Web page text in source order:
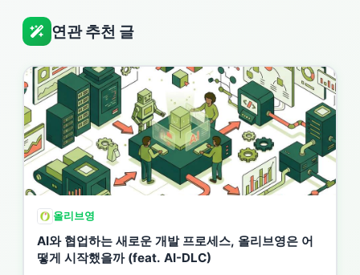
연관 추천 글
올리브영
AI와 협업하는 새로운 개발 프로세스, 올리브영은 어
떻게 시작했을까 (feat. AI-DLC)